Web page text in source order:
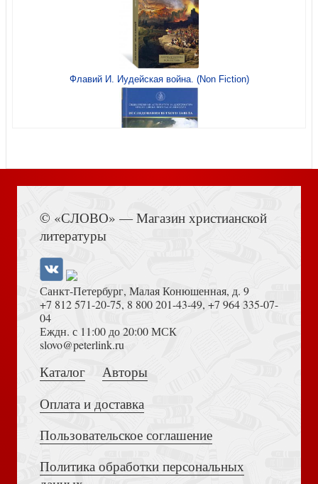
Кашура А., Цуриков М. Страшный жук? Добрый жук!
Максимова Е. Сосна. Про мачты, янтарь и сосновые
Алдонина Р.П. Город грамотеев Великий Новгород
Флавий И. Иудейская война. (Non Fiction)
Достоевский Ф.М. Сила и правда России (2024)
Толкование на Апокалипсис (Тихоний Африканский)
© «СЛОВО» — Магазин христианской
литературы
Санкт-Петербург, Малая Конюшенная, д. 9
+7 812 571-20-75, 8 800 201-43-49, +7 964 335-07-
04
Еждн. с 11:00 до 20:00 МСК
slovo@peterlink.ru
Каталог
Авторы
Оплата и доставка
Пользовательское соглашение
Политика обработки персональных